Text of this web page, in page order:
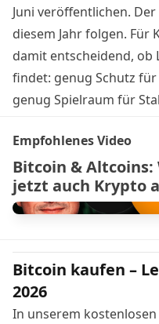
Juni veröffentlichen.
diesem Jahr folgen.
damit entscheidend,
findet: genug Schutz
genug Spielraum für
Empfohlenes Video
Bitcoin & Altcoins:
jetzt auch Krypto
Bitcoin kaufen –
2026
In unserem kostenlosen